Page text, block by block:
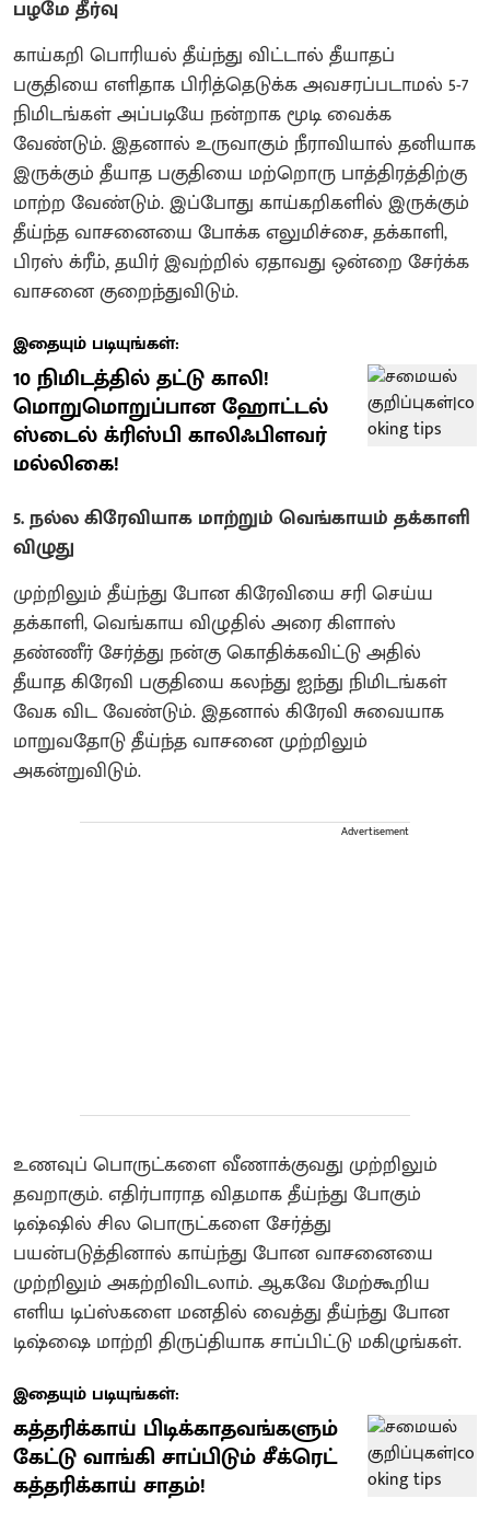
பழமே தீர்வு
காய்கறி பொரியல் தீய்ந்து விட்டால் தீயாதப்
பகுதியை எளிதாக பிரித்தெடுக்க அவசரப்படாமல் 5-7
நிமிடங்கள் அப்படியே நன்றாக மூடி வைக்க
வேண்டும். இதனால் உருவாகும் நீராவியால் தனியாக
இருக்கும் தீயாத பகுதியை மற்றொரு பாத்திரத்திற்கு
மாற்ற வேண்டும். இப்போது காய்கறிகளில் இருக்கும்
தீய்ந்த வாசனையை போக்க எலுமிச்சை, தக்காளி,
பிரஸ் க்ரீம், தயிர் இவற்றில் ஏதாவது ஒன்றை சேர்க்க
வாசனை குறைந்துவிடும்.
இதையும் படியுங்கள்:
10 நிமிடத்தில் தட்டு காலி!
மொறுமொறுப்பான ஹோட்டல்
ஸ்டைல் க்ரிஸ்பி காலிஃபிளவர்
மல்லிகை!
5. நல்ல கிரேவியாக மாற்றும் வெங்காயம் தக்காளி
விழுது
முற்றிலும் தீய்ந்து போன கிரேவியை சரி செய்ய
தக்காளி, வெங்காய விழுதில் அரை கிளாஸ்
தண்ணீர் சேர்த்து நன்கு கொதிக்கவிட்டு அதில்
தீயாத கிரேவி பகுதியை கலந்து ஐந்து நிமிடங்கள்
வேக விட வேண்டும். இதனால் கிரேவி சுவையாக
மாறுவதோடு தீய்ந்த வாசனை முற்றிலும்
அகன்றுவிடும்.
Advertisement
உணவுப் பொருட்களை வீணாக்குவது முற்றிலும்
தவறாகும். எதிர்பாராத விதமாக தீய்ந்து போகும்
டிஷ்ஷில் சில பொருட்களை சேர்த்து
பயன்படுத்தினால் காய்ந்து போன வாசனையை
முற்றிலும் அகற்றிவிடலாம். ஆகவே மேற்கூறிய
எளிய டிப்ஸ்களை மனதில் வைத்து தீய்ந்து போன
டிஷ்ஷை மாற்றி திருப்தியாக சாப்பிட்டு மகிழுங்கள்.
இதையும் படியுங்கள்:
கத்தரிக்காய் பிடிக்காதவங்களும்
கேட்டு வாங்கி சாப்பிடும் சீக்ரெட்
கத்தரிக்காய் சாதம்!